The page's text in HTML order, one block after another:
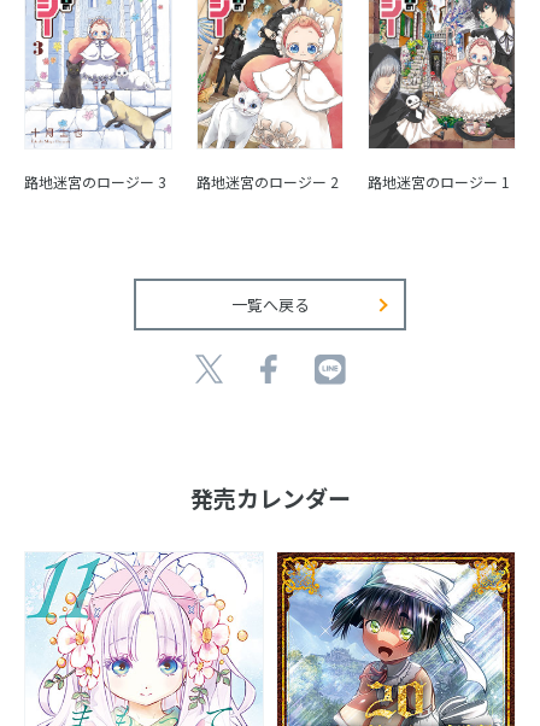
路地迷宮のロージー 3 路地迷宮のロージー 2 路地迷宮のロージー 1
一覧へ戻る
発売カレンダー